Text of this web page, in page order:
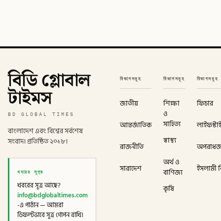
বিডি গ্লোবাল
টাইমস
BD GLOBAL TIMES
বাংলাদেশ এবং বিশ্বের সর্বশেষ
সংবাদ। প্রতিষ্ঠিত ২০১৮।
খবরের সূত্র
খবরের সূত্র আছে?
info@bdglobaltimes.com
-এ পাঠান — আমরা
ডিফল্টভাবে সূত্র গোপন রাখি।
বিভাগসমূহ
জাতীয়
আন্তর্জাতিক
রাজনীতি
সারাদেশ
বিভাগসমূহ
শিক্ষা
ও
সাহিত্য
স্বাস্থ্য
অর্থ ও
বাণিজ্য
কৃষি
বিভাগসমূহ
ফিচার
ইসলামী